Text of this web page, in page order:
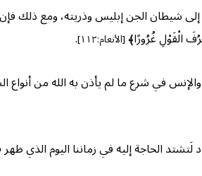
إلى شيطان الجن إبليس وذريته، ومع
الْقَوْلِ غُرُورًا﴾[الأنعام:١١٢]
.
في شرع ما لم يأذن به الله من
لَتشتد الحاجة إليه في زماننا اليوم